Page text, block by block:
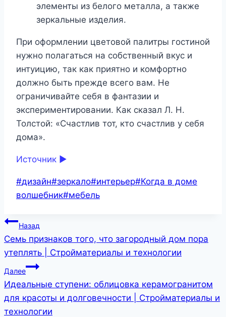
элементы из белого металла, а также
зеркальные изделия.
При оформлении цветовой палитры гостиной
нужно полагаться на собственный вкус и
интуицию, так как приятно и комфортно
должно быть прежде всего вам. Не
ограничивайте себя в фантазии и
экспериментировании. Как сказал Л. Н.
Толстой: «Счастлив тот, кто счастлив у себя
дома».
Источник ►
Метки
записи:
#дизайн#зеркало#интерьер#Когда в доме
волшебник#мебель
Навигация
по
записям
Назад
Семь признаков того, что загородный дом пора
утеплять | Стройматериалы и технологии
Далее
Идеальные ступени: облицовка керамогранитом
для красоты и долговечности | Стройматериалы и
технологии